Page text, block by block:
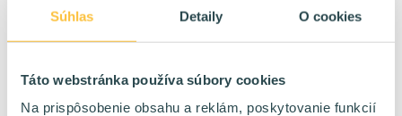
Súhlas Detaily O cookies
Táto webstránka používa súbory cookies
Na prispôsobenie obsahu a reklám, poskytovanie funkcií
Forma: Kontrakt
Lokalita: WORLD